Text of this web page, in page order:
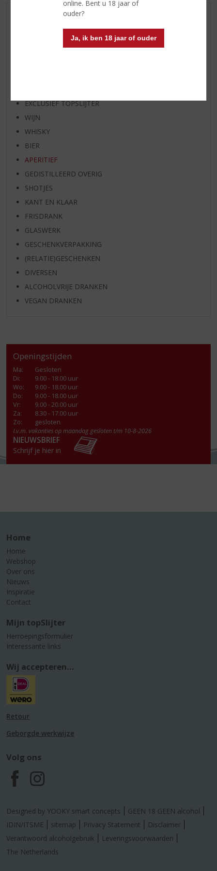
online. Bent u 18 jaar of
ouder?
Ja, ik ben 18 jaar of ouder
AANBIEDINGEN
WHISKY VAN DE MAAND
EXCLUSIEF TOPSLIJTER
WIJN
WHISKY
BIER
APERITIEF
GEDISTILLEERD OVERIG
SHOTJES
KANT EN KLAAR
FRISDRANK
GLASWERK
GESCHENKVERPAKKING
(RELATIE)GESCHENKEN
DIVERSEN
ALCOHOLVRIJE DRANKEN
VEGAN DRANKEN
Openingstijden
Ma:
Gesloten
Di:
9.00 - 18.00 uur
Wo:
9.00 - 18.00 uur
Do:
9.00 - 18.00 uur
Vr:
9.00 - 20.00 uur
Za:
8.30 - 17.00 uur
Zo:
gesloten
I.v.m. vakanties op maandag gesloten t/m 10-8-2026
NIEUWSBRIEF
Schrijf je hier in
Home
Home
Webshop
Over ons
Nieuws
Inspiratie
Contact
Mijn topSlijter
Herroepingsformulier
Interessante links
Wij accepteren...
Retour
Geborgde werkwijze
Volg ons
F
a
c
e
I
n
s
t
Designed by YOOKY smart concepts
GEEN 18 GEEN alcohol
IDIN/ITSME
sitemap Privacy Statement
Disclaimer
Verantwoord alcoholgebruik
Leveringsvoorwaarden
The Netherlands